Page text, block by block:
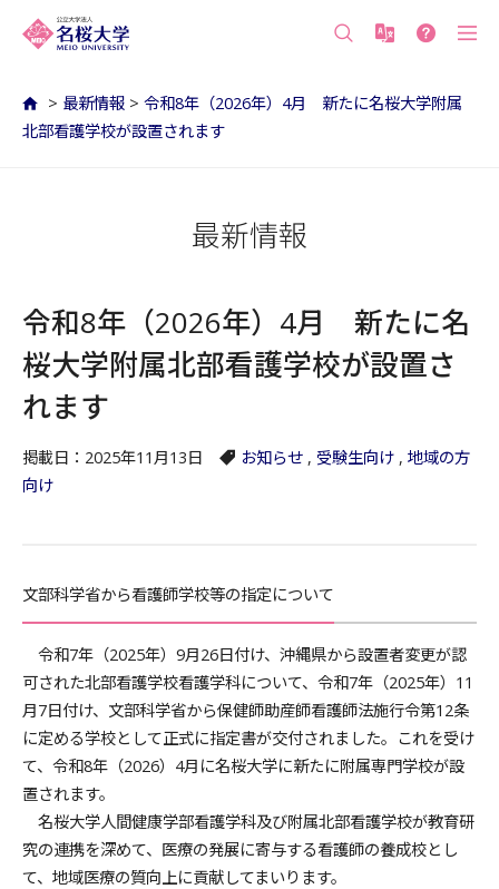
> 最新情報 > 令和8年（2026年）4月 新たに名桜大学附属
北部看護学校が設置されます
最新情報
令和8年（2026年）4月 新たに名
桜大学附属北部看護学校が設置さ
れます
掲載日：2025年11月13日 お知らせ , 受験生向け , 地域の方
向け
文部科学省から看護師学校等の指定について
令和7年（2025年）9月26日付け、沖縄県から設置者変更が認
可された北部看護学校看護学科について、令和7年（2025年）11
月7日付け、文部科学省から保健師助産師看護師法施行令第12条
に定める学校として正式に指定書が交付されました。これを受け
て、令和8年（2026）4月に名桜大学に新たに附属専門学校が設
置されます。
名桜大学人間健康学部看護学科及び附属北部看護学校が教育研
究の連携を深めて、医療の発展に寄与する看護師の養成校とし
て、地域医療の質向上に貢献してまいります。